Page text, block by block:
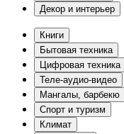
Декор и интерьер
Книги
Бытовая техника
Цифровая техника
Теле-аудио-видео
Мангалы, барбекю
Спорт и туризм
Климат